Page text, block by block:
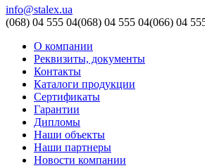
info@stalex.ua
(068) 04 555 04(068) 04 555 04(066) 04
О компании
Реквизиты, документы
Контакты
Каталоги продукции
Сертификаты
Гарантии
Дипломы
Наши объекты
Наши партнеры
Новости компании